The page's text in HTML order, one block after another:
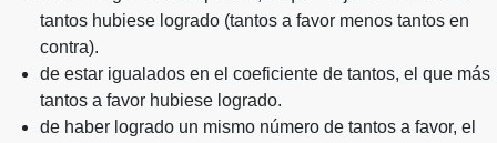
tantos hubiese logrado (tantos a favor menos tantos en
contra).
de estar igualados en el coeficiente de tantos, el que más
tantos a favor hubiese logrado.
de haber logrado un mismo número de tantos a favor, el